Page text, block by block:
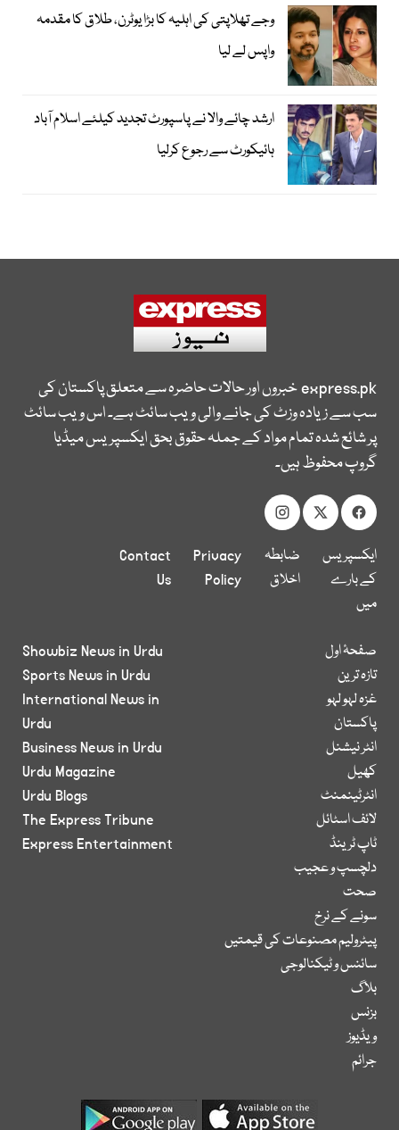
وجے تھلاپتی کی اہلیہ کا بڑا یوٹرن، طلاق کا مقدمہ
واپس لے لیا
ارشد چائے والا نے پاسپورٹ تجدید کیلئے اسلام آباد
ہائیکورٹ سے رجوع کرلیا
express.pkخبروں اور حالات حاضرہ سے متعلق پاکستان کی
سب سے زیادہ وزٹ کی جانے والی ویب سائٹ ہے۔ اس ویب سائٹ
پر شائع شدہ تمام مواد کے جملہ حقوق بحق ایکسپریس میڈیا
گروپ محفوظ ہیں۔
ایکسپریس
کے بارے
میں
ضابطہ
اخلاق
Privacy
Policy
Contact
Us
صفحۂ اول
تازہ ترین
غزہ لہو لہو
پاکستان
انٹر نیشنل
کھیل
انٹرٹینمنٹ
لائف اسٹائل
ٹاپ ٹرینڈ
دلچسپ و عجیب
صحت
سونے کے نرخ
پیٹرولیم مصنوعات کی قیمتیں
سائنس و ٹیکنالوجی
بلاگ
بزنس
ویڈیوز
جرائم
Showbiz News in Urdu
Sports News in Urdu
International News in
Urdu
Business News in Urdu
Urdu Magazine
Urdu Blogs
The Express Tribune
Express Entertainment